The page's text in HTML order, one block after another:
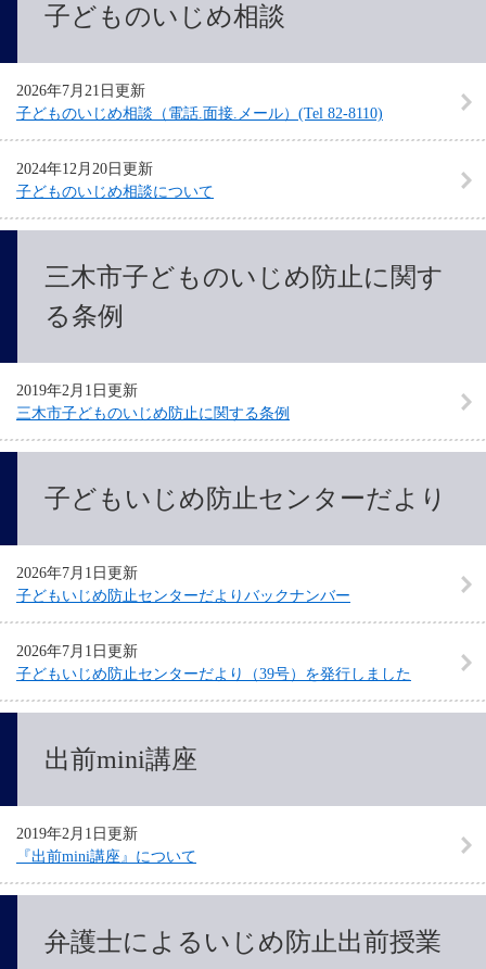
子どものいじめ相談
2026年7月21日更新
子どものいじめ相談（電話.面接.メール）(Tel 82-8110)
2024年12月20日更新
子どものいじめ相談について
三木市子どものいじめ防止に関す
る条例
2019年2月1日更新
三木市子どものいじめ防止に関する条例
子どもいじめ防止センターだより
2026年7月1日更新
子どもいじめ防止センターだよりバックナンバー
2026年7月1日更新
子どもいじめ防止センターだより（39号）を発行しました
出前mini講座
2019年2月1日更新
『出前mini講座』について
弁護士によるいじめ防止出前授業